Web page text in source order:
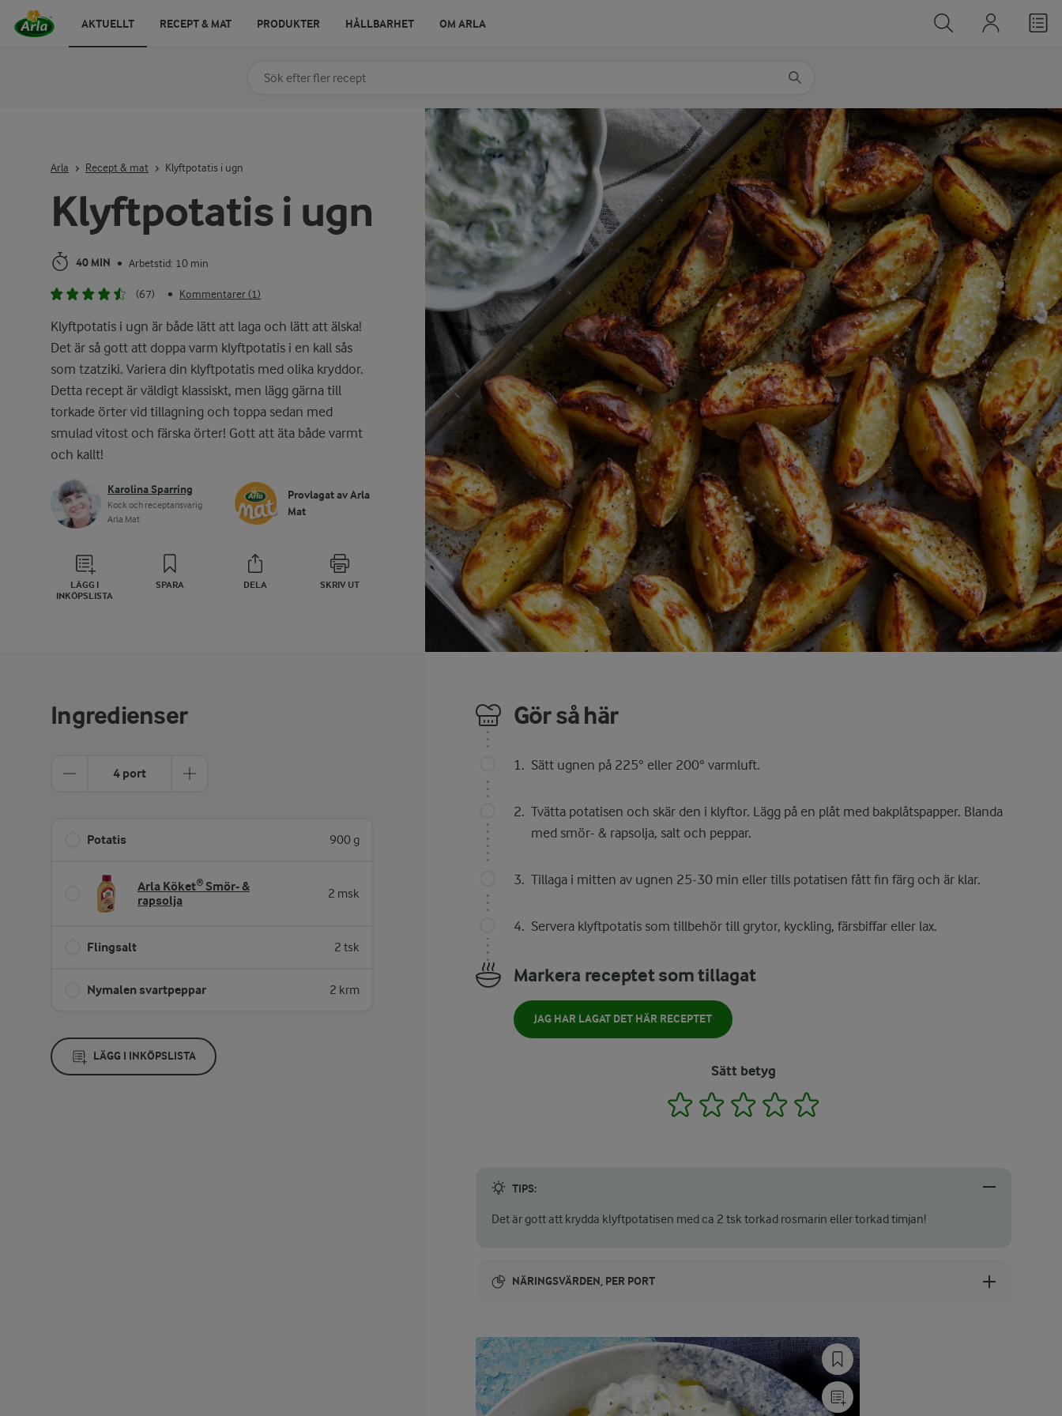
Klyftpotatis i ugn
40 MIN • Arbetstid: 10 min
(67) • Kommentarer (1)
Klyftpotatis i ugn är både lätt att laga och lätt att älska!
Det är så gott att doppa varm klyftpotatis i en kall sås
som tzatziki. Variera din klyftpotatis med olika kryddor.
Detta recept är väldigt klassiskt, men lägg gärna till
torkade örter vid tillagning och toppa sedan med
smulad vitost och färska örter! Gott att äta både varmt
och kallt!
Karolina Sparring
Kock och receptansvarig
Arla Mat
Provlagat av Arla
Mat
LÄGG I
INKÖPSLISTA
SPARA DELA SKRIV UT
Arla Recept & mat Klyftpotatis i ugn
Ingredienser
4 port
Potatis 900 g
Arla Köket® Smör- &
rapsolja
2 msk
Flingsalt 2 tsk
Nymalen svartpeppar 2 krm
LÄGG I INKÖPSLISTA
Gör så här
Sätt ugnen på 225° eller 200° varmluft.
Tvätta potatisen och skär den i klyftor. Lägg på en plåt med bakplåtspapper. Blanda
med smör- & rapsolja, salt och peppar.
Tillaga i mitten av ugnen 25-30 min eller tills potatisen fått fin färg och är klar.
Servera klyftpotatis som tillbehör till grytor, kyckling, färsbiffar eller lax.
Markera receptet som tillagat
JAG HAR LAGAT DET HÄR RECEPTET
Sätt betyg
1 2 3 4
TIPS:
Det är gott att krydda klyftpotatisen med ca 2 tsk torkad rosmarin eller torkad timjan!
NÄRINGSVÄRDEN, PER PORT
221 kcal
ENERGIDISTRIBUTION %
NÄRINGSVÄRDEN PER PORT
Sök på kategori eller ingrediens
AKTUELLT RECEPT & MAT PRODUKTER HÅLLBARHET OM ARLA